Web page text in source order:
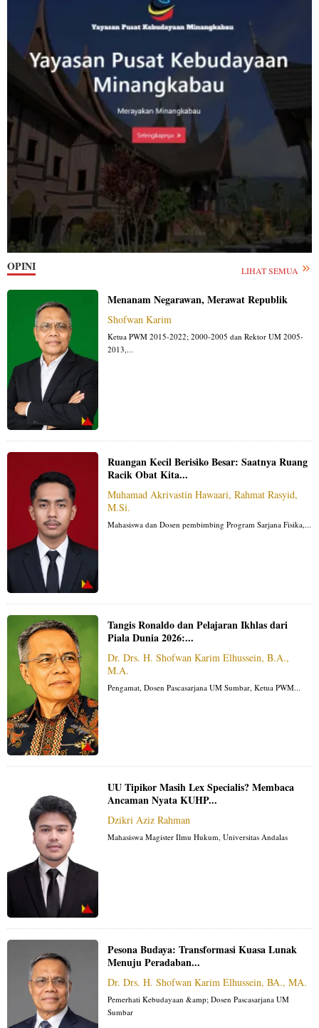
OPINI LIHAT SEMUA
Menanam Negarawan, Merawat Republik
Shofwan Karim
Ketua PWM 2015-2022; 2000-2005 dan Rektor UM 2005-
2013,...
Ruangan Kecil Berisiko Besar: Saatnya Ruang
Racik Obat Kita...
Muhamad Akrivastin Hawaari, Rahmat Rasyid,
M.Si.
Mahasiswa dan Dosen pembimbing Program Sarjana Fisika,...
Tangis Ronaldo dan Pelajaran Ikhlas dari
Piala Dunia 2026:...
Dr. Drs. H. Shofwan Karim Elhussein, B.A.,
M.A.
Pengamat, Dosen Pascasarjana UM Sumbar, Ketua PWM...
UU Tipikor Masih Lex Specialis? Membaca
Ancaman Nyata KUHP...
Dzikri Aziz Rahman
Mahasiswa Magister Ilmu Hukum, Universitas Andalas
Pesona Budaya: Transformasi Kuasa Lunak
Menuju Peradaban...
Dr. Drs. H. Shofwan Karim Elhussein, BA., MA.
Pemerhati Kebudayaan &amp; Dosen Pascasarjana UM
Sumbar